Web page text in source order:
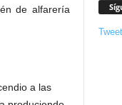
de alfarería
a las